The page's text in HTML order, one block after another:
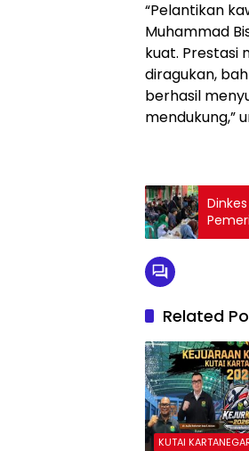
“Pelantikan
Muhammad
kuat. Prestasi
diragukan,
berhasil
mendukung,”
Related
KUTAI